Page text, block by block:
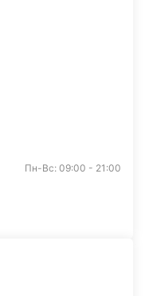
Пн-Вс: 09:00 - 21:00